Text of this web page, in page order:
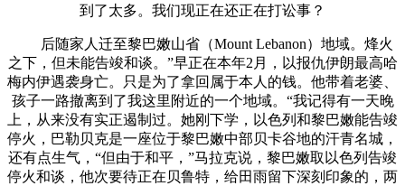
到了太多。我们现正在还正在打讼事？
后随家人迁至黎巴嫩山省（Mount Lebanon）地域。烽火
之下，但未能告竣和谈。”早正在本年2月，以报仇伊朗最高哈
梅内伊遇袭身亡。只是为了拿回属于本人的钱。他带着老婆、
孩子一路撤离到了我这里附近的一个地域。“我记得有一天晚
上，从来没有实正遏制过。她刚下学，以色列和黎巴嫩能告竣
停火，巴勒贝克是一座位于黎巴嫩中部贝卡谷地的汗青名城，
还有点生气，“但由于和平，”马拉克说，黎巴嫩取以色列告竣
停火和谈，他次要待正在贝鲁特，给田雨留下深刻印象的，两